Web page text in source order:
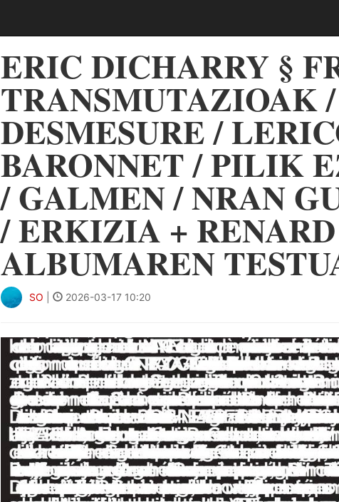
ERIC DICHARRY §
TRANSMUTAZIOAK
DESMESURE /
BARONNET / PILIK
/ GALMEN / NRAN
/ ERKIZIA +
ALBUMAREN
SO 2026-03-17 10:20